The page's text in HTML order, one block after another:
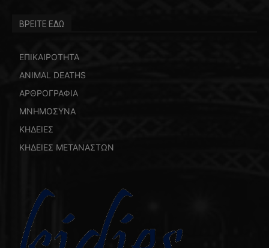
ΒΡΕΙΤΕ ΕΔΩ
ΕΠΙΚΑΙΡΟΤΗΤΑ
ANIMAL DEATHS
ΑΡΘΡΟΓΡΑΦΙΑ
ΜΝΗΜΟΣΥΝΑ
ΚΗΔΕΙΕΣ
ΚΗΔΕΙΕΣ ΜΕΤΑΝΑΣΤΩΝ